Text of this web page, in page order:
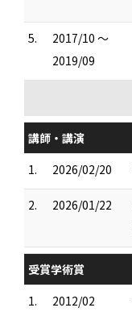
5.
2017/10 ～
2019/09
講師・講演
1.
2026/02/20
2. 2026/01/22
受賞学術賞
1.
2012/02